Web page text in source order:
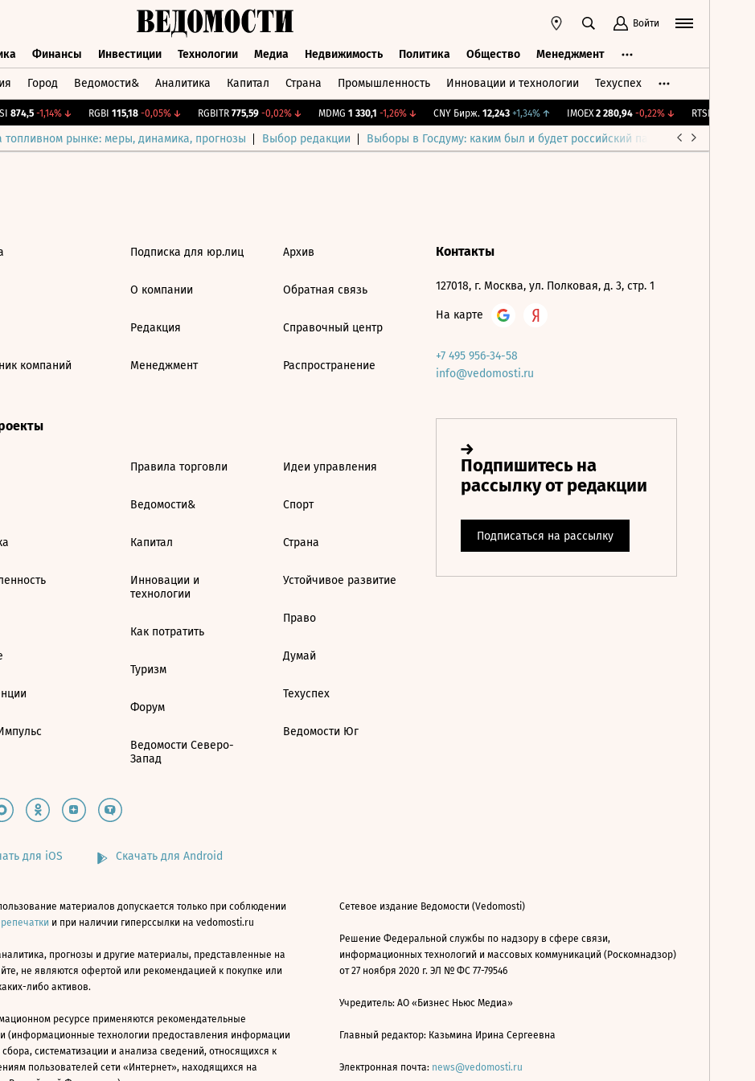
Войти
Финансы Инвестиции Технологии Медиа Недвижимость Политика Общество Менеджмент
Город Ведомости& Аналитика Капитал Страна Промышленность Инновации и технологии Техуспех
874,5 -1,14%↓ RGBI 115,18 -0,05%↓ RGBITR 775,59 -0,02%↓ MDMG 1 330,1 -1,26%↓ CNY Бирж. 12,243 +1,34%↑ IMOEX 2 280,94 -0,22%↓ RTSI 874,5
топливном рынке: меры, динамика, прогнозы Выбор редакции Выборы в Госдуму: каким был и будет российский парламент
компаний
Подписка для юр.лиц
О компании
Редакция
Менеджмент
Архив
Обратная связь
Справочный центр
Распространение
Правила торговли
Ведомости&
Капитал
Инновации и
технологии
Как потратить
Туризм
Форум
Ведомости Северо-
Запад
Идеи управления
Спорт
Страна
Устойчивое развитие
Право
Думай
Техуспех
Ведомости Юг
Контакты
127018, г. Москва, ул. Полковая, д. 3, стр. 1
На карте
+7 495 956-34-58
info@vedomosti.ru
для iOS Скачать для Android
материалов допускается только при соблюдении
и при наличии гиперссылки на vedomosti.ru
прогнозы и другие материалы, представленные на
не являются офертой или рекомендацией к покупке или
либо активов.
ресурсе применяются рекомендательные
(информационные технологии предоставления информации
систематизации и анализа сведений, относящихся к
пользователей сети «Интернет», находящихся на
Сетевое издание Ведомости (Vedomosti)
Решение Федеральной службы по надзору в сфере связи,
информационных технологий и массовых коммуникаций (Роскомнадзор)
от 27 ноября 2020 г. ЭЛ № ФС 77-79546
Учредитель: АО «Бизнес Ньюс Медиа»
Главный редактор: Казьмина Ирина Сергеевна
Электронная почта: news@vedomosti.ru